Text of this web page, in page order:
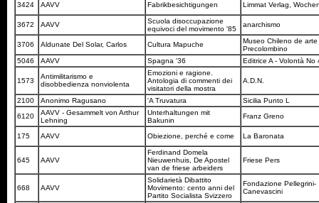
3424
AAVV Fabrikbesichtigungen Limmat Verlag,
3672 AAVV
Scuola disoccupazione
equivoci del movimento '85
anarchismo
3706 Aldunate Del Solar, Carlos Cultura Mapuche
Museo Chileno de arte
Precolombino
5046
AAVV Spagna '36 Editrice A - Volontà No
1573
Antimilitarismo e
disobbedienza nonviolenta
Emozioni e ragione.
Antologia di commenti dei
visitatori della mostra
A.D.N.
2100 Anonimo Ragusano 'A Truvatura
Sicilia Punto L
6120
AAVV - Gesammelt von Arthur
Lehning
Unterhaltungen mit
Bakunin
Franz Greno
175 AAVV Obiezione, perché e come La Baronata
645 AAVV
Ferdinand Domela
Nieuwenhuis, De Apostel
van de friese arbeiders
Friese Pers
668 AAVV
Solidarietà Dibattito
Movimento: cento anni del
Partito Socialista Svizzero
Fondazione Pellegrini-
Canevascini